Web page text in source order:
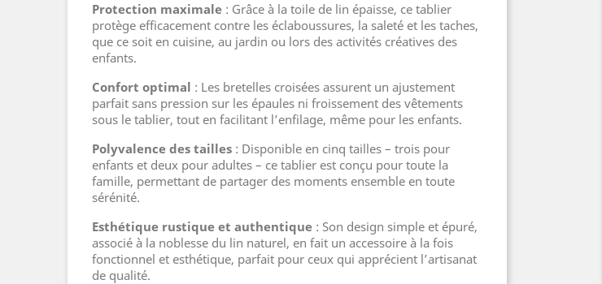
Protection maximale : Grâce à la toile de lin épaisse, ce tablier
protège efficacement contre les éclaboussures, la saleté et les taches,
que ce soit en cuisine, au jardin ou lors des activités créatives des
enfants.
Confort optimal : Les bretelles croisées assurent un ajustement
parfait sans pression sur les épaules ni froissement des vêtements
sous le tablier, tout en facilitant l’enfilage, même pour les enfants.
Polyvalence des tailles : Disponible en cinq tailles – trois pour
enfants et deux pour adultes – ce tablier est conçu pour toute la
famille, permettant de partager des moments ensemble en toute
sérénité.
Esthétique rustique et authentique : Son design simple et épuré,
associé à la noblesse du lin naturel, en fait un accessoire à la fois
fonctionnel et esthétique, parfait pour ceux qui apprécient l’artisanat
de qualité.